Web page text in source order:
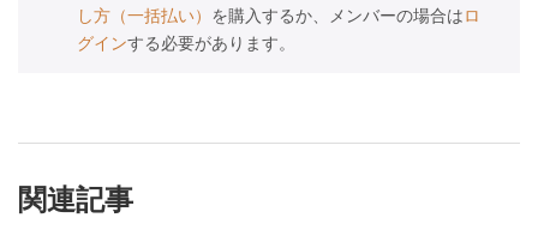
し方（一括払い） を購入するか、メンバーの場合はロ
グインする必要があります。
関連記事